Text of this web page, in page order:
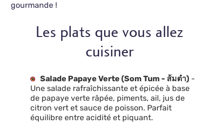
gourmande !
Les plats que vous allez
cuisiner
Salade Papaye Verte (Som Tum - ส้มตำ) -
Une salade rafraîchissante et épicée à base
de papaye verte râpée, piments, ail, jus de
citron vert et sauce de poisson. Parfait
équilibre entre acidité et piquant.